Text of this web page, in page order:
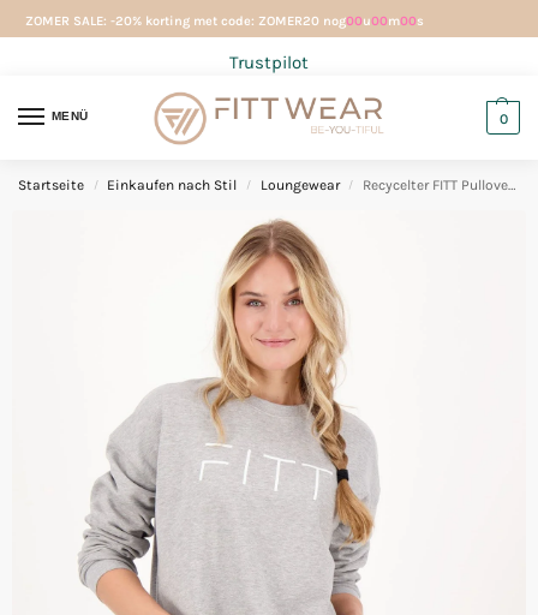
ZOMER SALE: -20% korting met code: ZOMER20 nog00u00m00s
Trustpilot
MENÜ 0
Startseite / Einkaufen nach Stil / Loungewear / Recycelter FITT Pullover mit Reißverschluss Grau